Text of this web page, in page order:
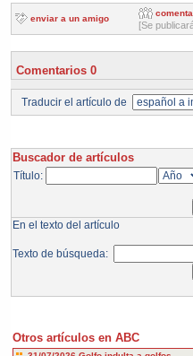
enviar a un amigo
[Se
Comentarios 0
Traducir el artículo de
Buscador de artículos
Título:
En el texto del artículo
Texto de búsqueda:
Otros artículos en ABC